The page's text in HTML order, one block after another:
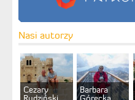
Nasi autorzy
Cezary Barbara